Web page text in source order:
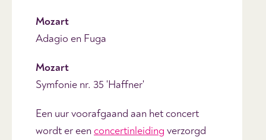
Mozart
Adagio en Fuga
Mozart
Symfonie nr. 35 'Haffner'
Een uur voorafgaand aan het concert
wordt er een concertinleiding verzorgd